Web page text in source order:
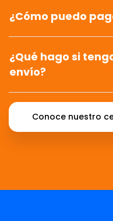
¿Cómo puedo
¿Qué hago si
envío?
Conoce nuestro